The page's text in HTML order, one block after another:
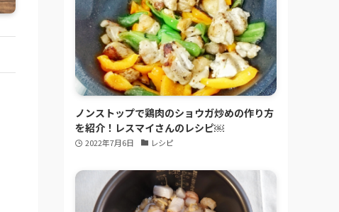
ノンストップで鶏肉のショウガ炒めの作り方
を紹介！レスマイさんのレシピ￼
2022年7月6日 レシピ